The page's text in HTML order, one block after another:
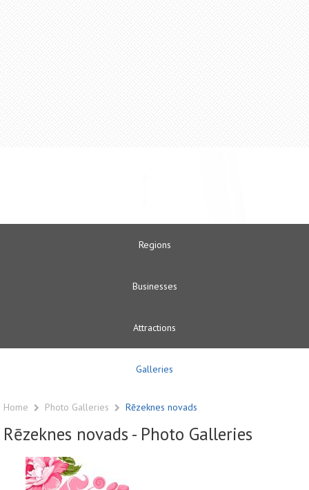
Regions
Businesses
Attractions
Galleries
Home Photo Galleries Rēzeknes novads
Rēzeknes novads - Photo Galleries